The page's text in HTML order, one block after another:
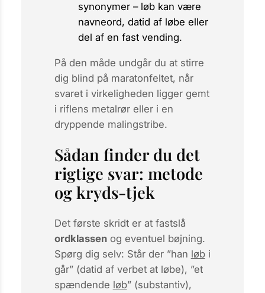
synonymer – løbkan være
navneord, datid af løbe eller
del af en fast vending.
På den måde undgår du at stirre
dig blind på maratonfeltet, når
svaret i virkeligheden ligger gemt
i riflens metalrør eller i en
dryppende malingstribe.
Sådan finder du det
rigtige svar: metode
og kryds-tjek
Det første skridt er at fastslå
ordklassenog eventuel bøjning.
Spørg dig selv: Står der ”han løbi
går” (datid af verbet at løbe), ”et
spændende løb” (substantiv),